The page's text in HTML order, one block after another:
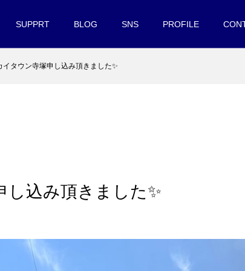
SUPPRT BLOG SNS PROFILE
イタウン寺塚申し込み頂きました✨
し込み頂きました✨